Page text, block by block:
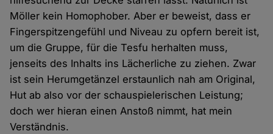
Möller kein Homophober. Aber er beweist, dass er
Fingerspitzengefühl und Niveau zu opfern bereit ist,
um die Gruppe, für die Tesfu herhalten muss,
jenseits des Inhalts ins Lächerliche zu ziehen. Zwar
ist sein Herumgetänzel erstaunlich nah am Original,
Hut ab also vor der schauspielerischen Leistung;
doch wer hieran einen Anstoß nimmt, hat mein
Verständnis.